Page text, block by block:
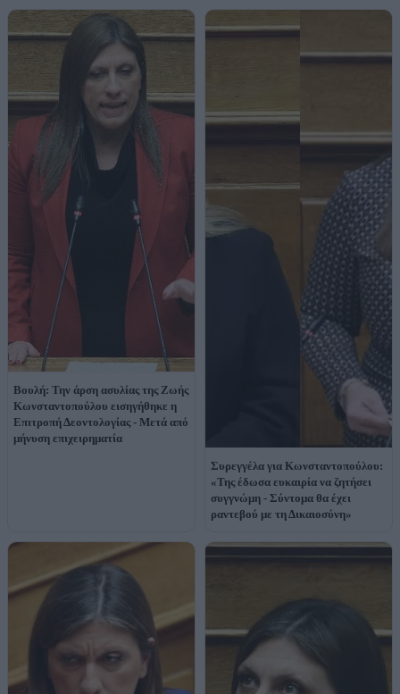
Βουλή: Την άρση ασυλίας της Ζωής
Κωνσταντοπούλου εισηγήθηκε η
Επιτροπή Δεοντολογίας - Μετά από
μήνυση επιχειρηματία
Συρεγγέλα για Κωνσταντοπούλου:
«Της έδωσα ευκαιρία να ζητήσει
συγγνώμη - Σύντομα θα έχει
ραντεβού με τη Δικαιοσύνη»